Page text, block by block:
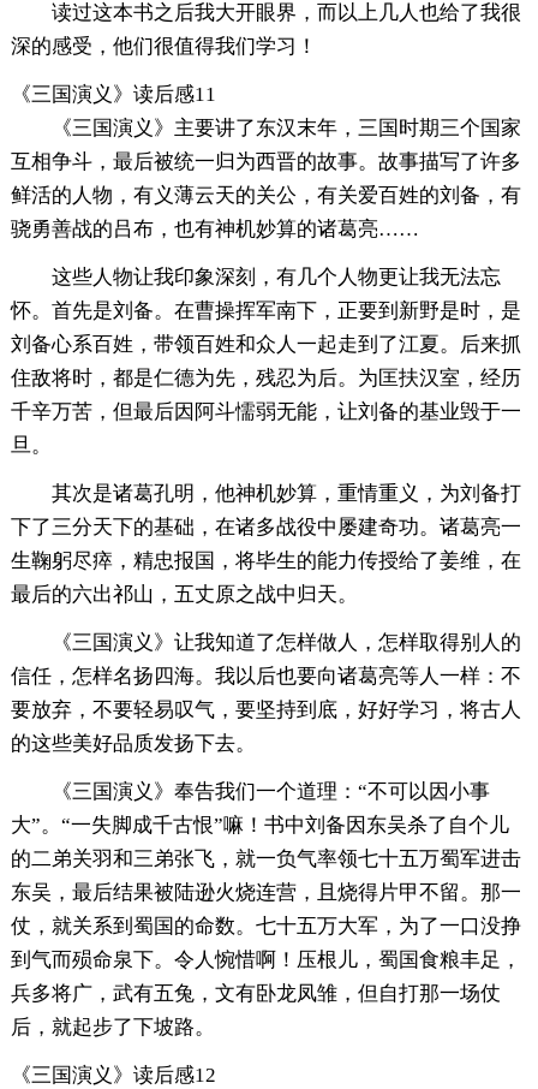
读过这本书之后我大开眼界，而以上几人也给了我很
深的感受，他们很值得我们学习！
《三国演义》读后感11
《三国演义》主要讲了东汉末年，三国时期三个国家
互相争斗，最后被统一归为西晋的故事。故事描写了许多
鲜活的人物，有义薄云天的关公，有关爱百姓的刘备，有
骁勇善战的吕布，也有神机妙算的诸葛亮……
这些人物让我印象深刻，有几个人物更让我无法忘
怀。首先是刘备。在曹操挥军南下，正要到新野是时，是
刘备心系百姓，带领百姓和众人一起走到了江夏。后来抓
住敌将时，都是仁德为先，残忍为后。为匡扶汉室，经历
千辛万苦，但最后因阿斗懦弱无能，让刘备的基业毁于一
旦。
其次是诸葛孔明，他神机妙算，重情重义，为刘备打
下了三分天下的基础，在诸多战役中屡建奇功。诸葛亮一
生鞠躬尽瘁，精忠报国，将毕生的能力传授给了姜维，在
最后的六出祁山，五丈原之战中归天。
《三国演义》让我知道了怎样做人，怎样取得别人的
信任，怎样名扬四海。我以后也要向诸葛亮等人一样：不
要放弃，不要轻易叹气，要坚持到底，好好学习，将古人
的这些美好品质发扬下去。
《三国演义》奉告我们一个道理：“不可以因小事
大”。“一失脚成千古恨”嘛！书中刘备因东吴杀了自个儿
的二弟关羽和三弟张飞，就一负气率领七十五万蜀军进击
东吴，最后结果被陆逊火烧连营，且烧得片甲不留。那一
仗，就关系到蜀国的命数。七十五万大军，为了一口没挣
到气而殒命泉下。令人惋惜啊！压根儿，蜀国食粮丰足，
兵多将广，武有五兔，文有卧龙凤雏，但自打那一场仗
后，就起步了下坡路。
《三国演义》读后感12